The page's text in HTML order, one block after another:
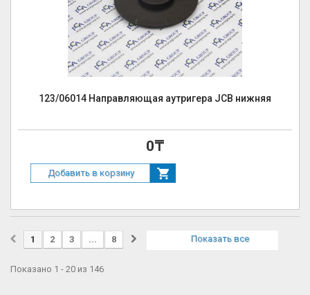
123/06014 Направляющая аутригера JCB нижняя
0₸
Добавить в корзину
Показать все
1 2 3 ... 8
Показано 1 - 20 из 146